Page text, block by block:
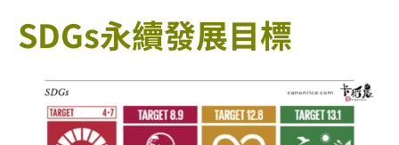
SDGs永續發展目標